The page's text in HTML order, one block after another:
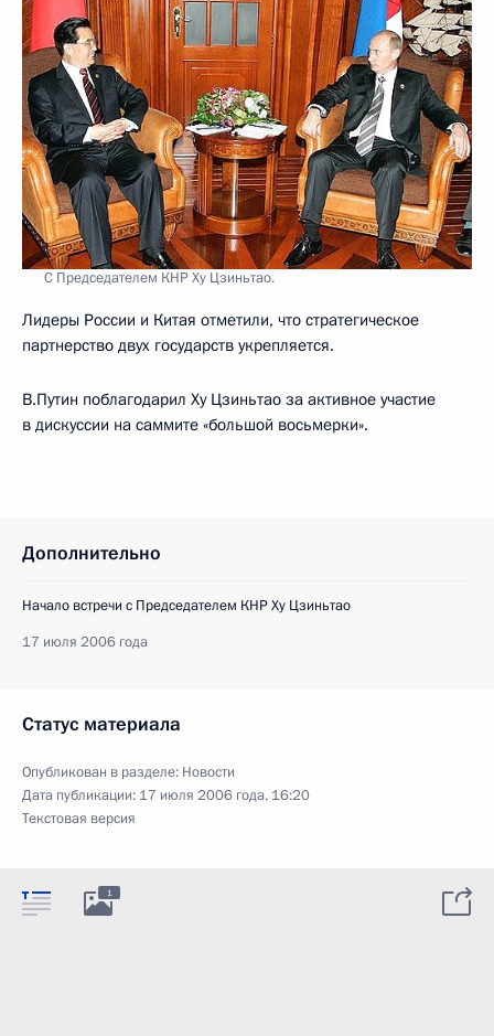
С Председателем КНР Ху Цзиньтао.
Лидеры России и Китая отметили, что стратегическое
партнерство двух государств укрепляется.
В.Путин поблагодарил Ху Цзиньтао за активное участие
в дискуссии на саммите «большой восьмерки».
Дополнительно
Начало встречи с Председателем КНР Ху Цзиньтао
17 июля 2006 года
Статус материала
Опубликован в разделе: Новости
Дата публикации: 17 июля 2006 года, 16:20
Текстовая версия
1